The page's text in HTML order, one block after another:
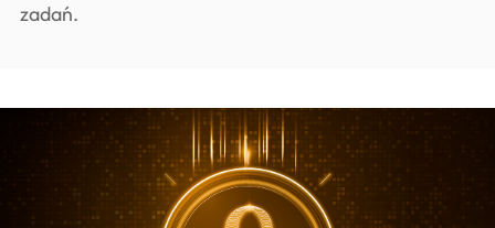
zadań.